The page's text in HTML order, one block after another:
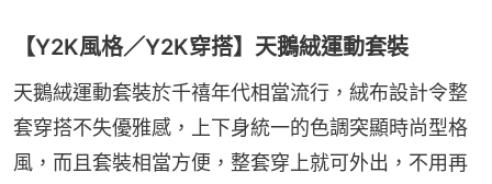
【Y2K風格／Y2K穿搭】天鵝絨運動套裝
天鵝絨運動套裝於千禧年代相當流行，絨布設計令整
套穿搭不失優雅感，上下身統一的色調突顯時尚型格
風，而且套裝相當方便，整套穿上就可外出，不用再